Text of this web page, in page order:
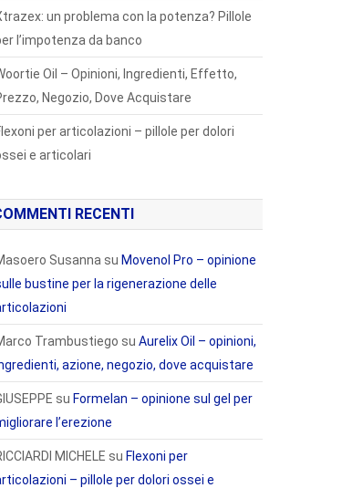
un problema con la potenza? Pillole
l’impotenza da banco
Oil – Opinioni, Ingredienti, Effetto,
Negozio, Dove Acquistare
per articolazioni – pillole per dolori
e articolari
RECENTI
Susanna su Movenol Pro – opinione
bustine per la rigenerazione delle
Trambustiego suAurelix Oil – opinioni,
azione, negozio, dove acquistare
su Formelan – opinione sul gel per
l’erezione
MICHELE su Flexoni per
– pillole per dolori ossei e